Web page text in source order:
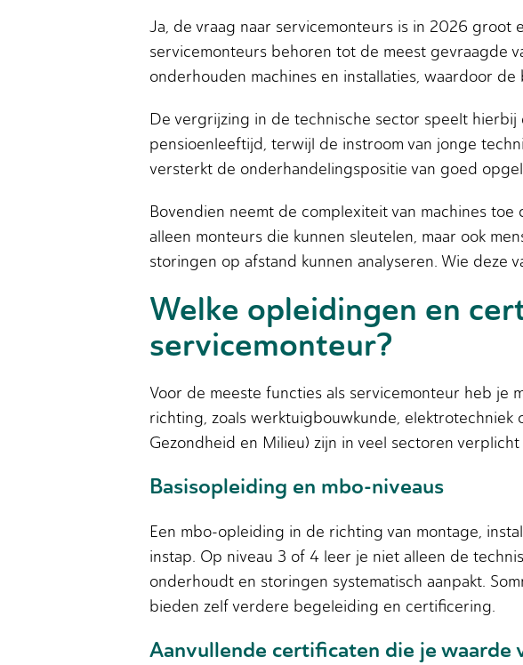
Ja, de vraag naar servicemonteurs is in 2026 groot
servicemonteurs behoren tot de meest gevraagde
onderhouden machines en installaties, waardoor
De vergrijzing in de technische sector speelt
pensioenleeftijd, terwijl de instroom van jonge
versterkt de onderhandelingspositie van goed
Bovendien neemt de complexiteit van machines
alleen monteurs die kunnen sleutelen, maar ook
storingen op afstand kunnen analyseren. Wie
Welke opleidingen en
servicemonteur?
Voor de meeste functies als servicemonteur heb je
richting, zoals werktuigbouwkunde, elektrotechniek
Gezondheid en Milieu) zijn in veel sectoren
Basisopleiding en mbo-niveaus
Een mbo-opleiding in de richting van montage,
instap. Op niveau 3 of 4 leer je niet alleen de
onderhoudt en storingen systematisch aanpakt.
bieden zelf verdere begeleiding en certificering.
Aanvullende certificaten die je waarde